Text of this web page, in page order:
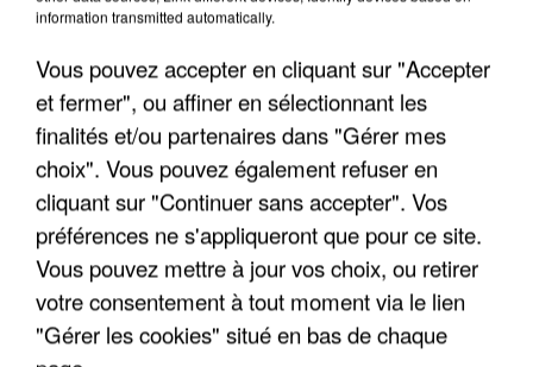
11h04
11h04
FLORENT MOTHE
L'assasymphonie
11h00
11h00
DANIEL
BALAVOINE
Dieu Que C'est Beau
GOLD
Plus Pres Des Etoiles
10h53
10h53 10h50
10h50 10h41
10h41
information transmitted automatically.
Vous pouvez accepter en cliquant sur "Accepter
et fermer", ou affiner en sélectionnant les
finalités et/ou partenaires dans "Gérer mes
choix". Vous pouvez également refuser en
cliquant sur "Continuer sans accepter". Vos
préférences ne s'appliqueront que pour ce site.
Vous pouvez mettre à jour vos choix, ou retirer
votre consentement à tout moment via le lien
"Gérer les cookies" situé en bas de chaque